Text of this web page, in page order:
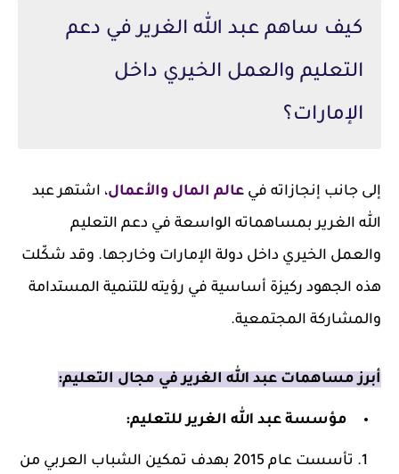
كيف ساهم عبد الله الغرير في دعم
التعليم والعمل الخيري داخل
الإمارات؟
إلى جانب إنجازاته في عالم المال والأعمال، اشتهر عبد
الله الغرير بمساهماته الواسعة في دعم التعليم
والعمل الخيري داخل دولة الإمارات وخارجها. وقد شكّلت
هذه الجهود ركيزة أساسية في رؤيته للتنمية المستدامة
والمشاركة المجتمعية.
أبرز مساهمات عبد الله الغرير في مجال التعليم:
مؤسسة عبد الله الغرير للتعليم:
تأسست عام 2015 بهدف تمكين الشباب العربي من